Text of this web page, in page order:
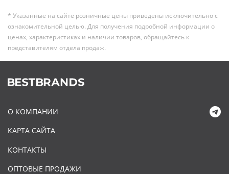
* Указанные на сайте розничные цены приведены исключительно с
ознакомительной целью. Для получения подробной информации о
ценах, характеристиках и наличии товаров, обращайтесь к
представителям отдела продаж.
О КОМПАНИИ
КАРТА САЙТА
КОНТАКТЫ
ОПТОВЫЕ ПРОДАЖИ